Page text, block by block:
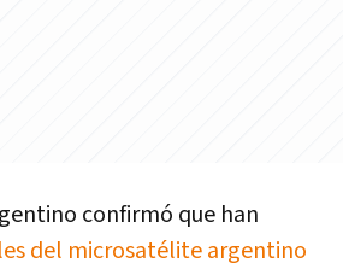
confirmó que han
del microsatélite argentino